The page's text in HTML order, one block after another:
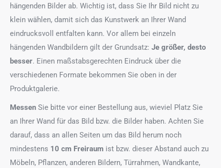
hängenden Bilder ab. Wichtig ist, dass Sie Ihr Bild nicht zu
klein wählen, damit sich das Kunstwerk an Ihrer Wand
eindrucksvoll entfalten kann. Vor allem bei einzeln
hängenden Wandbildern gilt der Grundsatz: Je größer, desto
besser. Einen maßstabsgerechten Eindruck über die
verschiedenen Formate bekommen Sie oben in der
Produktgalerie.
Messen Sie bitte vor einer Bestellung aus, wieviel Platz Sie
an Ihrer Wand für das Bild bzw. die Bilder haben. Achten Sie
darauf, dass an allen Seiten um das Bild herum noch
mindestens 10 cm Freiraum ist bzw. dieser Abstand auch zu
Möbeln, Pflanzen, anderen Bildern, Türrahmen, Wandkante,